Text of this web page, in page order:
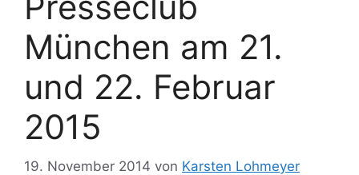
München am 21.
und 22. Februar
2015
19. November 2014 von Karsten Lohmeyer